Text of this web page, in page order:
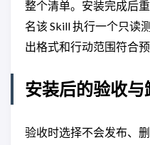
整个清单。安装完成后
名该 Skill 执行一个只读
出格式和行动范围符合预
安装后的验收与
验收时选择不会发布、